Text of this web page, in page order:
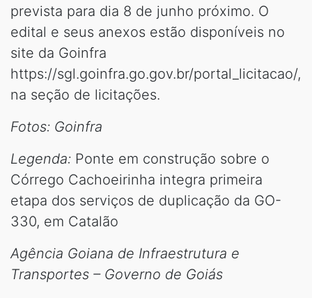
prevista para dia 8 de junho próximo. O
edital e seus anexos estão disponíveis no
site da Goinfra
https://sgl.goinfra.go.gov.br/portal_licitacao/,
na seção de licitações.
Fotos: Goinfra
Legenda: Ponte em construção sobre o
Córrego Cachoeirinha integra primeira
etapa dos serviços de duplicação da GO-
330, em Catalão
Agência Goiana de Infraestrutura e
Transportes – Governo de Goiás